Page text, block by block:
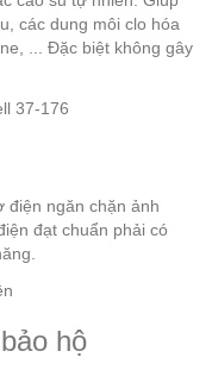
các dung môi clo hóa
... Đặc biệt không gây
điện ngăn chặn ảnh
đạt chuẩn phải có
hộ